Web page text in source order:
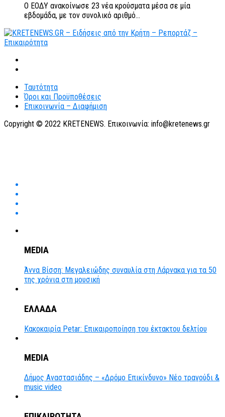
Ο ΕΟΔΥ ανακοίνωσε 23 νέα κρούσματα μέσα σε μία
εβδομάδα, με τον συνολικό αριθμό...
Ταυτότητα
Όροι και Προϋποθέσεις
Επικοινωνία – Διαφήμιση
Copyright © 2022 KRETENEWS. Επικοινωνία: info@kretenews.gr
MEDIA
Άννα Βίσση: Μεγαλειώδης συναυλία στη Λάρνακα για τα 50
της χρόνια στη μουσική
ΕΛΛΑΔΑ
Κακοκαιρία Petar: Επικαιροποίηση του έκτακτου δελτίου
MEDIA
Δήμος Αναστασιάδης – «Δρόμο Επικίνδυνο» Νέο τραγούδι &
music video